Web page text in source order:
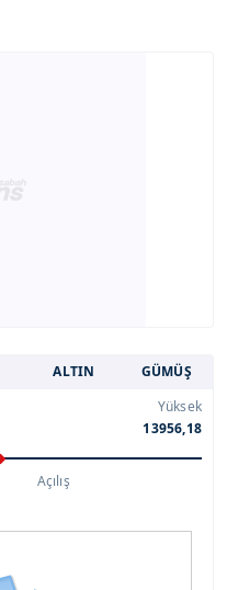
ALTIN GÜMÜŞ
Yüksek
13956,18
Açılış